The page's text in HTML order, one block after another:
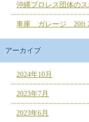
沖縄プロレス団体の
車庫 ガレージ 20ft
アーカイブ
2024年10月
2023年7月
2023年6月